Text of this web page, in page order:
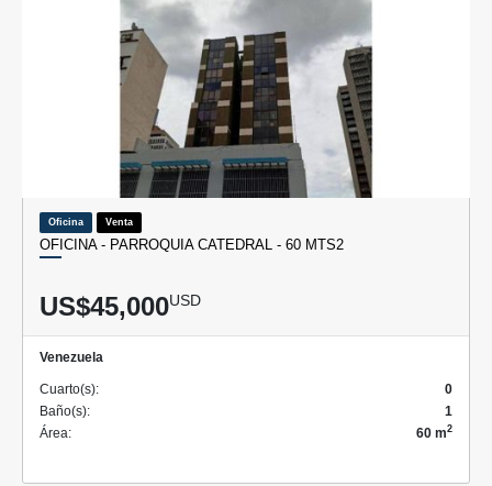
Oficina Venta
OFICINA - PARROQUIA CATEDRAL - 60 MTS2
US$45,000USD
Venezuela
Cuarto(s):
0
Baño(s):
1
Área:
60 m2